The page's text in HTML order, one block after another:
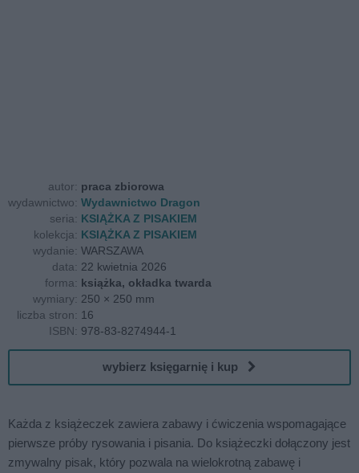
autor: praca zbiorowa
wydawnictwo: Wydawnictwo Dragon
seria: KSIĄŻKA Z PISAKIEM
kolekcja: KSIĄŻKA Z PISAKIEM
wydanie: WARSZAWA
data: 22 kwietnia 2026
forma: książka, okładka twarda
wymiary: 250 × 250 mm
liczba stron: 16
ISBN: 978-83-8274944-1
wybierz księgarnię i kup
Każda z książeczek zawiera zabawy i ćwiczenia wspomagające
pierwsze próby rysowania i pisania. Do książeczki dołączony jest
zmywalny pisak, który pozwala na wielokrotną zabawę i